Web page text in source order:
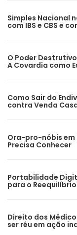
Simples Nacional
com IBS e CBS e
O Poder
A Covardia como
Como Sair do
contra Venda
Ora-pro-nóbis em
Precisa Conhecer
Portabilidade
para o
Direito dos
ser réu em ação